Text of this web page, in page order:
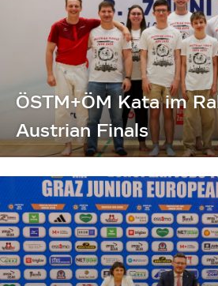
ÖSTM+ÖM Kata im
Austrian Finals